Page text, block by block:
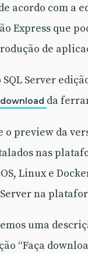
acordo com a
Express que
de
Server
download da
o preview da
nas
Linux e
na
uma
“Faça